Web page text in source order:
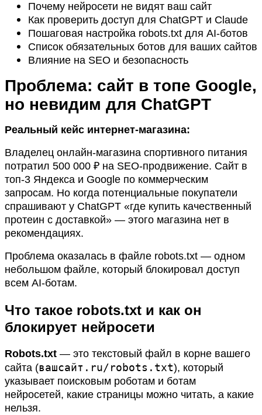
Почему нейросети не видят ваш сайт
Как проверить доступ для ChatGPT и Claude
Пошаговая настройка robots.txt для AI-ботов
Список обязательных ботов для ваших сайтов
Влияние на SEO и безопасность
Проблема: сайт в топе Google,
но невидим для ChatGPT
Реальный кейс интернет-магазина:
Владелец онлайн-магазина спортивного питания
потратил 500 000 ₽ на SEO-продвижение. Сайт в
топ-3 Яндекса и Google по коммерческим
запросам. Но когда потенциальные покупатели
спрашивают у ChatGPT «где купить качественный
протеин с доставкой» — этого магазина нет в
рекомендациях.
Проблема оказалась в файле robots.txt — одном
небольшом файле, который блокировал доступ
всем AI-ботам.
Что такое robots.txt и как он
блокирует нейросети
Robots.txt — это текстовый файл в корне вашего
сайта (вашсайт.ru/robots.txt), который
указывает поисковым роботам и ботам
нейросетей, какие страницы можно читать, а какие
нельзя.